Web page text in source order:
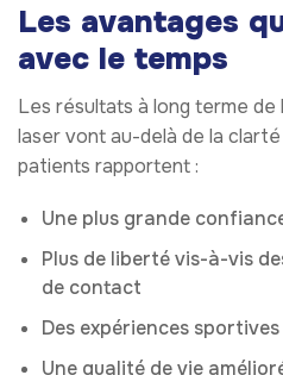
Les avantages
avec le temps
Les résultats à long terme
laser vont au-delà de la
patients rapportent :
Une plus grande
Plus de liberté vis-à-vis
de contact
Des expériences
Une qualité de vie